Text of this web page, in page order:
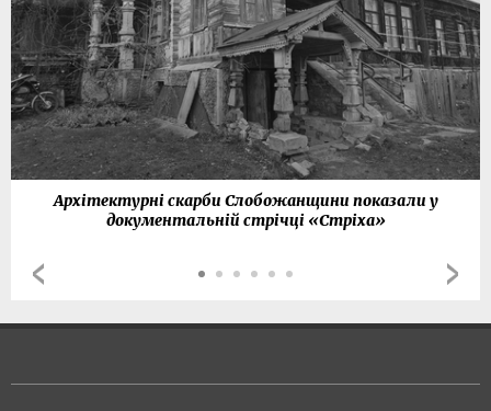
Архітектурні скарби Слобожанщини показали у
документальній стрічці «Стріха»